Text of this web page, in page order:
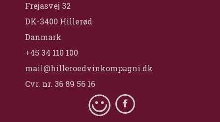
Frejasvej 32
DK-3400 Hillerød
Danmark
+45 34 110 100
mail@hilleroedvinkompagni.dk
Cvr. nr. 36 89 56 16